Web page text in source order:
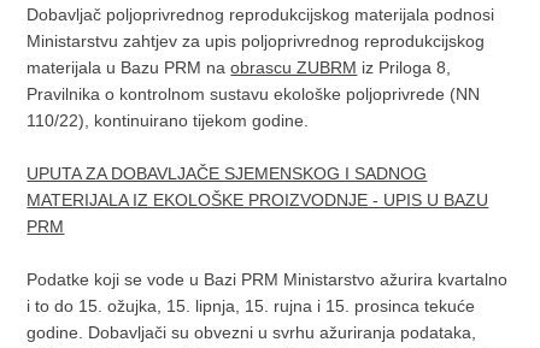
Dobavljač poljoprivrednog reprodukcijskog materijala podnosi
Ministarstvu zahtjev za upis poljoprivrednog reprodukcijskog
materijala u Bazu PRM naobrascu ZUBRM iz Priloga 8,
Pravilnika o kontrolnom sustavu ekološke poljoprivrede (NN
110/22), kontinuirano tijekom godine.
UPUTA ZA DOBAVLJAČE SJEMENSKOG I SADNOG
MATERIJALA IZ EKOLOŠKE PROIZVODNJE - UPIS U BAZU
PRM
Podatke koji se vode u Bazi PRM Ministarstvo ažurira kvartalno
i to do 15. ožujka, 15. lipnja, 15. rujna i 15. prosinca tekuće
godine. Dobavljači su obvezni u svrhu ažuriranja podataka,